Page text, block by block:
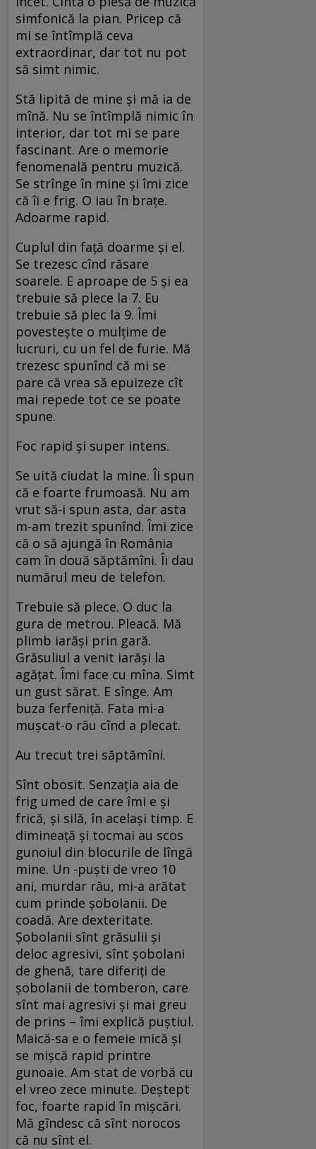
simfonică la pian. Pricep că
mi se întîmplă ceva
extraordinar, dar tot nu pot
să simt nimic.
Stă lipită de mine şi mă ia de
mînă. Nu se întîmplă nimic în
interior, dar tot mi se pare
fascinant. Are o memorie
fenomenală pentru muzică.
Se strînge în mine şi îmi zice
că îi e frig. O iau în braţe.
Adoarme rapid.
Cuplul din faţă doarme şi el.
Se trezesc cînd răsare
soarele. E aproape de 5 şi ea
trebuie să plece la 7. Eu
trebuie să plec la 9. Îmi
povesteşte o mulţime de
lucruri, cu un fel de furie. Mă
trezesc spunînd că mi se
pare că vrea să epuizeze cît
mai repede tot ce se poate
spune.
Foc rapid şi super intens.
Se uită ciudat la mine. Îi spun
că e foarte frumoasă. Nu am
vrut să-i spun asta, dar asta
m-am trezit spunînd. Îmi zice
că o să ajungă în România
cam în două săptămîni. Îi dau
numărul meu de telefon.
Trebuie să plece. O duc la
gura de metrou. Pleacă. Mă
plimb iarăşi prin gară.
Grăsuliul a venit iarăşi la
agăţat. Îmi face cu mîna. Simt
un gust sărat. E sînge. Am
buza ferfeniţă. Fata mi-a
muşcat-o rău cînd a plecat.
Au trecut trei săptămîni.
Sînt obosit. Senzaţia aia de
frig umed de care îmi e şi
frică, şi silă, în acelaşi timp. E
dimineaţă şi tocmai au scos
gunoiul din blocurile de lîngă
mine. Un -puşti de vreo 10
ani, murdar rău, mi-a arătat
cum prinde şobolanii. De
coadă. Are dexteritate.
Şobolanii sînt grăsulii şi
deloc agresivi, sînt şobolani
de ghenă, tare diferiţi de
şobolanii de tomberon, care
sînt mai agresivi şi mai greu
de prins – îmi explică puştiul.
Maică-sa e o femeie mică şi
se mişcă rapid printre
gunoaie. Am stat de vorbă cu
el vreo zece minute. Deştept
foc, foarte rapid în mişcări.
Mă gîndesc că sînt norocos
că nu sînt el.